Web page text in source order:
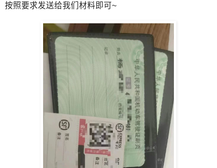
按照要求发送给我们材料即可~